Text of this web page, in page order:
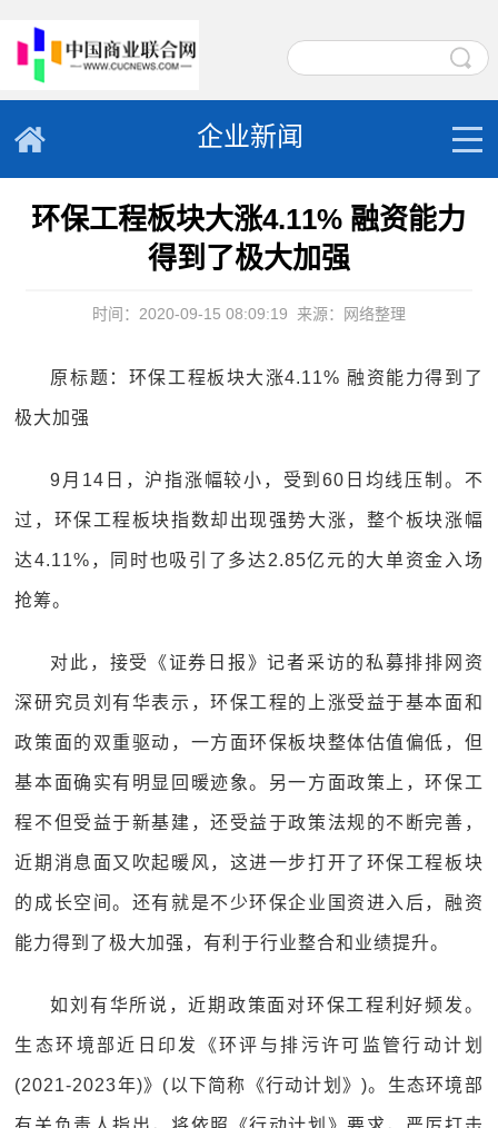
企业新闻
环保工程板块大涨4.11% 融资能力
得到了极大加强
时间：2020-09-15 08:09:19 来源：网络整理
原标题：环保工程板块大涨4.11% 融资能力得到了
极大加强
9月14日，沪指涨幅较小，受到60日均线压制。不
过，环保工程板块指数却出现强势大涨，整个板块涨幅
达4.11%，同时也吸引了多达2.85亿元的大单资金入场
抢筹。
对此，接受《证券日报》记者采访的私募排排网资
深研究员刘有华表示，环保工程的上涨受益于基本面和
政策面的双重驱动，一方面环保板块整体估值偏低，但
基本面确实有明显回暖迹象。另一方面政策上，环保工
程不但受益于新基建，还受益于政策法规的不断完善，
近期消息面又吹起暖风，这进一步打开了环保工程板块
的成长空间。还有就是不少环保企业国资进入后，融资
能力得到了极大加强，有利于行业整合和业绩提升。
如刘有华所说，近期政策面对环保工程利好频发。
生态环境部近日印发《环评与排污许可监管行动计划
(2021-2023年)》(以下简称《行动计划》)。生态环境部